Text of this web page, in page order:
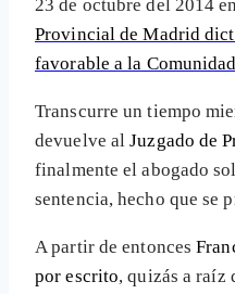
23 de octubre del 2014
Provincial de Madrid
favorable a la
Transcurre un tiempo
devuelve alJuzgado de
finalmente el abogado
sentencia, hecho que se
A partir de entonces
por escrito, quizás a raíz